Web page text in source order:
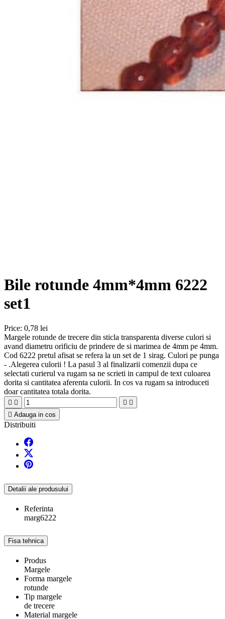
Bile rotunde 4mm*4mm 6222
set1
Price: 0,78 lei
Margele rotunde de trecere din sticla transparenta diverse culori si
avand diametru orificiu de prindere de si marimea de 4mm pe 4mm.
Cod 6222 pretul afisat se refera la un set de 1 sirag. Culori pe punga
- .Alegerea culorii ! La pasul 3 al finalizarii comenzii dupa ce
selectati curierul va rugam sa ne scrieti in campul de text culoarea
dorita si cantitatea aferenta culorii. In cos va rugam sa introduceti
doar cantitatea totala dorita.
   
 Adauga in cos
Distribuiti
Detalii ale produsului
Referinta
marg6222
Fisa tehnica
Produs
Margele
Forma margele
rotunde
Tip margele
de trecere
Material margele